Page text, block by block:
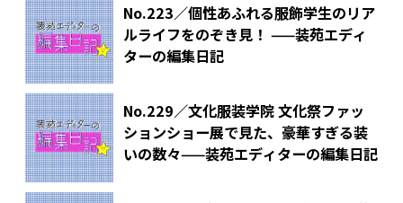
No.223／個性あふれる服飾学生のリア
ルライフをのぞき見！ ——装苑エディ
ターの編集日記
No.229／文化服装学院 文化祭ファッ
ションショー展で見た、豪華すぎる装
いの数々——装苑エディターの編集日記